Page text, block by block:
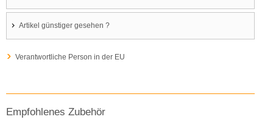
Artikel günstiger gesehen ?
Verantwortliche Person in der EU
Empfohlenes Zubehör